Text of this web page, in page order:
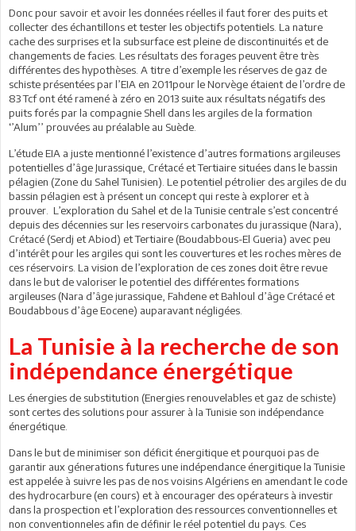
Donc pour savoir et avoir les données réelles il faut forer des puits et
collecter des échantillons et tester les objectifs potentiels. La nature
cache des surprises et la subsurface est pleine de discontinuités et de
changements de facies. Les résultats des forages peuvent être très
différentes des hypothèses. A titre d’exemple les réserves de gaz de
schiste présentées par l’EIA en 2011pour le Norvège étaient de l’ordre de
83 Tcf ont été ramené à zéro en 2013 suite aux résultats négatifs des
puits forés par la compagnie Shell dans les argiles de la formation
‘’Alum’’ prouvées au préalable au Suède.
L’étude EIA a juste mentionné l’existence d’autres formations argileuses
potentielles d’âge Jurassique, Crétacé et Tertiaire situées dans le bassin
pélagien (Zone du Sahel Tunisien). Le potentiel pétrolier des argiles de du
bassin pélagien est à présent un concept qui reste à explorer et à
prouver. L’exploration du Sahel et de la Tunisie centrale s’est concentré
depuis des décennies sur les reservoirs carbonates du jurassique (Nara),
Crétacé (Serdj et Abiod) et Tertiaire (Boudabbous-El Gueria) avec peu
d’intérêt pour les argiles qui sont les couvertures et les roches mères de
ces réservoirs. La vision de l’exploration de ces zones doit être revue
dans le but de valoriser le potentiel des différentes formations
argileuses (Nara d’âge jurassique, Fahdene et Bahloul d’âge Crétacé et
Boudabbous d’âge Eocene) auparavant négligées.
La Tunisie à la recherche de son
indépendance énergétique
Les énergies de substitution (Energies renouvelables et gaz de schiste)
sont certes des solutions pour assurer à la Tunisie son indépendance
énergétique.
Dans le but de minimiser son déficit énergitique et pourquoi pas de
garantir aux génerations futures une indépendance énergitique la Tunisie
est appelée à suivre les pas de nos voisins Algériens en amendant le code
des hydrocarbure (en cours) et à encourager des opérateurs à investir
dans la prospection et l’exploration des ressources conventionnelles et
non conventionneles afin de définir le réel potentiel du pays. Ces